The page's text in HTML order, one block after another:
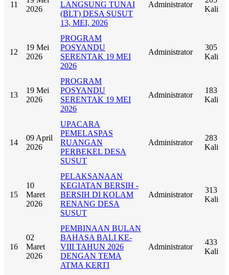
11
2026
LANGSUNG TUNAI
(BLT) DESA SUSUT
13, MEI, 2026
Administrator
Kali
12
19 Mei
2026
PROGRAM
POSYANDU
SERENTAK 19 MEI
2026
Administrator
305
Kali
13
19 Mei
2026
PROGRAM
POSYANDU
SERENTAK 19 MEI
2026
Administrator
183
Kali
14
09 April
2026
UPACARA
PEMELASPAS
RUANGAN
PERBEKEL DESA
SUSUT
Administrator
283
Kali
15
10
Maret
2026
PELAKSANAAN
KEGIATAN BERSIH -
BERSIH DI KOLAM
RENANG DESA
SUSUT
Administrator
313
Kali
16
02
Maret
2026
PEMBINAAN BULAN
BAHASA BALI KE-
VIII TAHUN 2026
DENGAN TEMA
ATMA KERTI
Administrator
433
Kali